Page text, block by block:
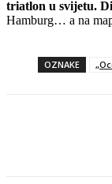
triatlon u svijetu.
Hamburg… a na
OZNAKE